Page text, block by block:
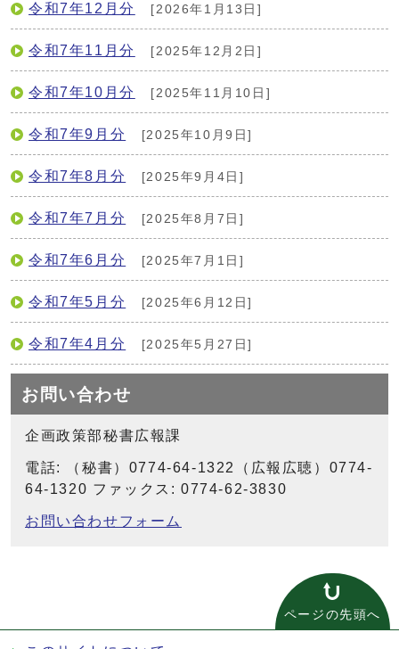
令和7年12月分 [2026年1月13日]
令和7年11月分 [2025年12月2日]
令和7年10月分 [2025年11月10日]
令和7年9月分 [2025年10月9日]
令和7年8月分 [2025年9月4日]
令和7年7月分 [2025年8月7日]
令和7年6月分 [2025年7月1日]
令和7年5月分 [2025年6月12日]
令和7年4月分 [2025年5月27日]
お問い合わせ
企画政策部秘書広報課
電話: （秘書）0774-64-1322（広報広聴）0774-
64-1320 ファックス: 0774-62-3830
お問い合わせフォーム
ページの先頭へ